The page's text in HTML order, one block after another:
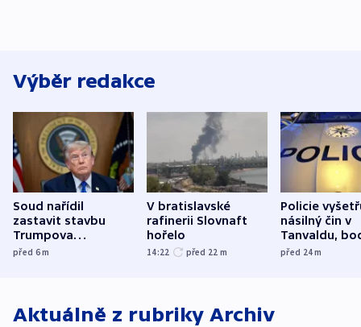
Výběr redakce
Soud nařídil
zastavit stavbu
Trumpova
tanečního sálu
před 6m
V bratislavské
rafinerii Slovnaft
hořelo
14:22 před 22 m
Policie
násilný čin v
Tanvaldu,
zranění při
před 24m
Aktuálně z rubriky Archiv